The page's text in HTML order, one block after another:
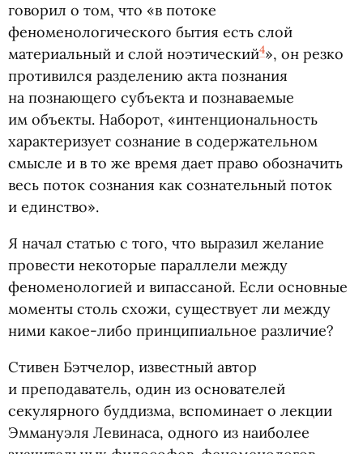
говорил о том, что «в потоке
феноменологического бытия есть слой
материальный и слой ноэтический4», он резко
противился разделению акта познания
на познающего субъекта и познаваемые
им объекты. Наборот, «интенциональность
характеризует сознание в содержательном
смысле и в то же время дает право обозначить
весь поток сознания как сознательный поток
и единство».
Я начал статью с того, что выразил желание
провести некоторые параллели между
феноменологией и випассаной. Если основные
моменты столь схожи, существует ли между
ними какое-либо принципиальное различие?
Стивен Бэтчелор, известный автор
и преподаватель, один из основателей
секулярного буддизма, вспоминает о лекции
Эммануэля Левинаса, одного из наиболее